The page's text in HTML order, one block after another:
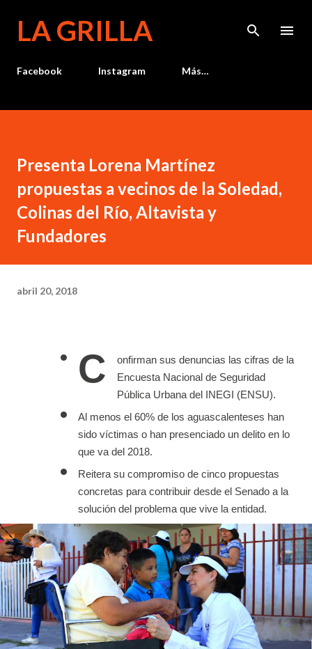
LA GRILLA
Facebook Instagram Más…
Presenta Lorena Martínez
propuestas a vecinos de la Soledad,
Colinas del Río, Altavista y
Fundadores
abril 20, 2018
C
onfirman sus denuncias las cifras de la
Encuesta Nacional de Seguridad
Pública Urbana del INEGI (ENSU).
Al menos el 60% de los aguascalenteses han
sido víctimas o han presenciado un delito en lo
que va del 2018.
Reitera su compromiso de cinco propuestas
concretas para contribuir desde el Senado a la
solución del problema que vive la entidad.